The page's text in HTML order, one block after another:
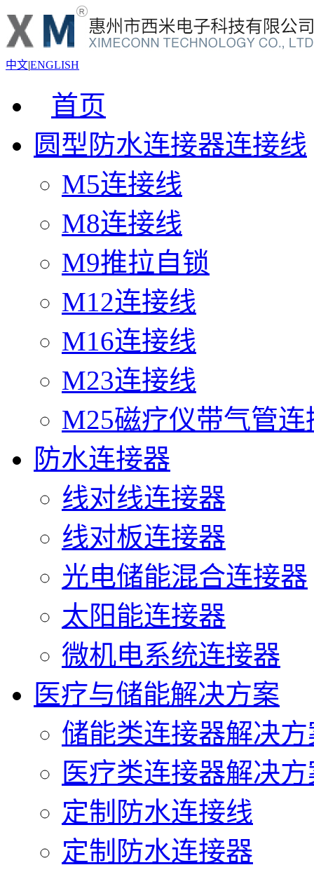
中文|ENGLISH
首页
圆型防水连接器连接线
M5连接线
M8连接线
M9推拉自锁
M12连接线
M16连接线
M23连接线
M25磁疗仪带气管连
防水连接器
线对线连接器
线对板连接器
光电储能混合连接器
太阳能连接器
微机电系统连接器
医疗与储能解决方案
储能类连接器解决方
医疗类连接器解决
定制防水连接线
定制防水连接器